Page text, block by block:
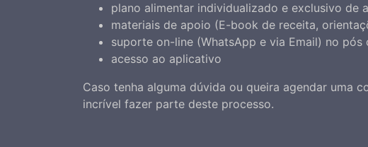
plano alimentar individualizado e exclusivo
materiais de apoio (E-book de receita,
suporte on-line (WhatsApp e via Email) no pós
acesso ao aplicativo
Caso tenha alguma dúvida ou queira agendar uma
incrível fazer parte deste processo.